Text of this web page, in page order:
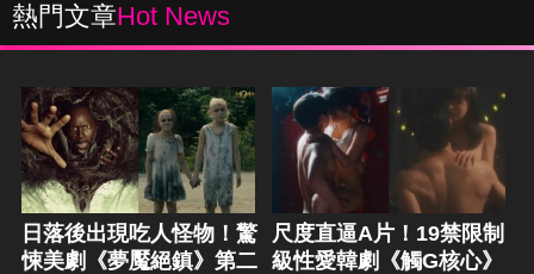
熱門文章Hot News
日落後出現吃人怪物！驚
悚美劇《夢魘絕鎮》第二
尺度直逼A片！19禁限制
級性愛韓劇《觸G核心》